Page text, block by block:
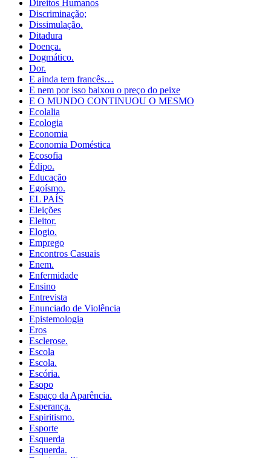
Direitos Humanos
Discriminação;
Dissimulação.
Ditadura
Doença.
Dogmático.
Dor.
E ainda tem francês…
E nem por isso baixou o preço do peixe
E O MUNDO CONTINUOU O MESMO
Ecolalia
Ecologia
Economia
Economia Doméstica
Ecosofia
Édipo.
Educação
Egoísmo.
EL PAÍS
Eleições
Eleitor.
Elogio.
Emprego
Encontros Casuais
Enem.
Enfermidade
Ensino
Entrevista
Enunciado de Violência
Epistemologia
Eros
Esclerose.
Escola
Escola.
Escória.
Esopo
Espaço da Aparência.
Esperança.
Espiritismo.
Esporte
Esquerda
Esquerda.